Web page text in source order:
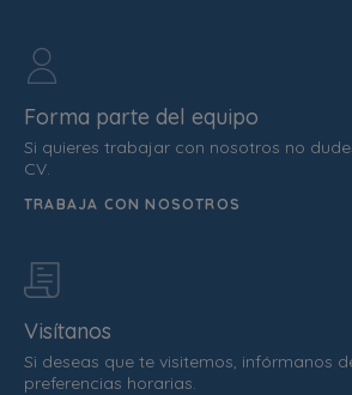
Forma parte del equipo
Si quieres trabajar con nosotros no
CV.
TRABAJA CON NOSOTROS
Visítanos
Si deseas que te visitemos, infórmanos
preferencias horarias.